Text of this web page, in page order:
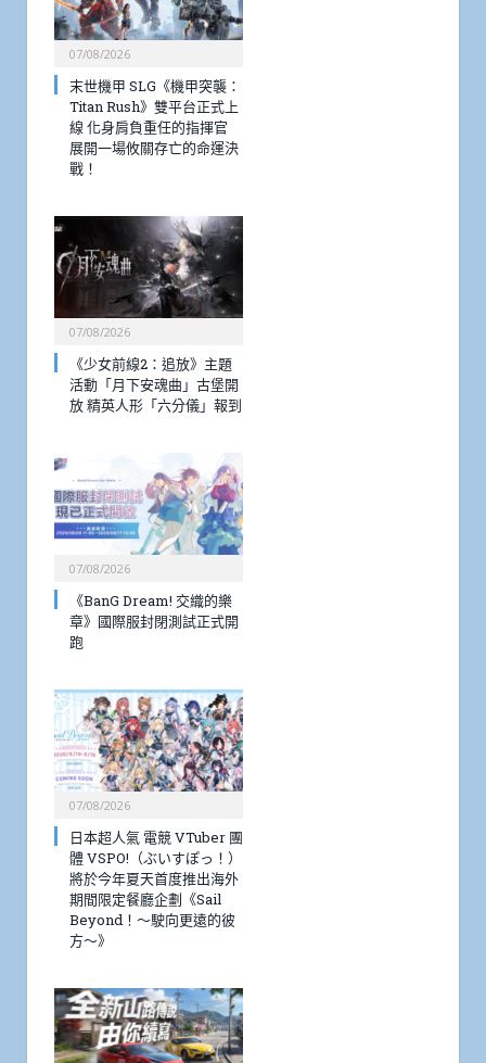
07/08/2026
末世機甲 SLG《機甲突襲：
Titan Rush》雙平台正式上
線 化身肩負重任的指揮官
展開一場攸關存亡的命運決
戰！
07/08/2026
《少女前線2：追放》主題
活動「月下安魂曲」古堡開
放 精英人形「六分儀」報到
07/08/2026
《BanG Dream! 交織的樂
章》國際服封閉測試正式開
跑
07/08/2026
日本超人氣 電競 VTuber 團
體 VSPO!（ぶいすぽっ！）
將於今年夏天首度推出海外
期間限定餐廳企劃《Sail
Beyond！～駛向更遠的彼
方～》